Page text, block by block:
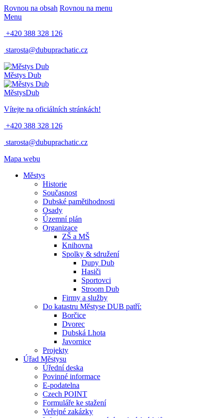
Rovnou na obsah Rovnou na menu
Menu
+420 388 328 126
starosta@dubuprachatic.cz
Městys Dub
MěstysDub
Vítejte na oficiálních stránkách!
+420 388 328 126
starosta@dubuprachatic.cz
Mapa webu
Městys
Historie
Současnost
Dubské pamětihodnosti
Osady
Územní plán
Organizace
ZŠ a MŠ
Knihovna
Spolky & sdružení
Dupy Dub
Hasiči
Sportovci
Stroom Dub
Firmy a služby
Do katastru Městyse DUB patří:
Borčice
Dvorec
Dubská Lhota
Javornice
Projekty
Úřad Městysu
Úřední deska
Povinné informace
E-podatelna
Czech POINT
Formuláře ke stažení
Veřejné zakázky